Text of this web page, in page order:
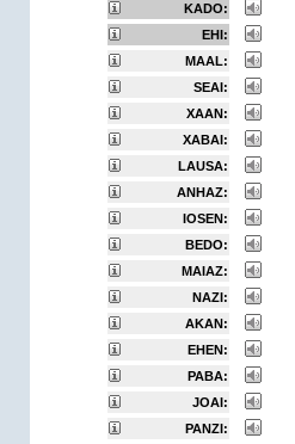
KADO:
EHI:
MAAL:
SEAI:
XAAN:
XABAI:
LAUSA:
ANHAZ:
IOSEN:
BEDO:
MAIAZ:
NAZI:
AKAN:
EHEN:
PABA:
JOAI:
PANZI: